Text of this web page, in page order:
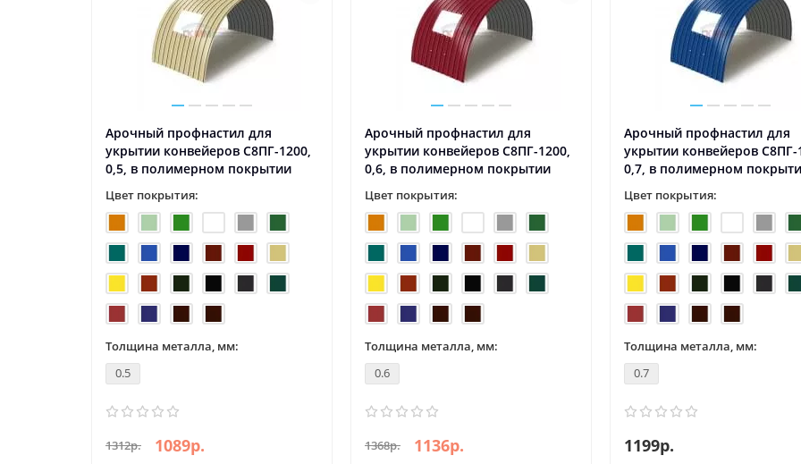
Арочный профнастил для
укрытии конвейеров С8ПГ-1200,
0,5, в полимерном покрытии
Цвет покрытия:
Толщина металла, мм:
0.5
1312р. 1089р.
Арочный профнастил для
укрытии конвейеров С8ПГ-1200,
0,6, в полимерном покрытии
Цвет покрытия:
Толщина металла, мм:
0.6
1368р. 1136р.
Арочный профнастил для
укрытии конвейеров С8ПГ-
0,7, в полимерном
Цвет покрытия:
Толщина металла, мм:
0.7
1199р.